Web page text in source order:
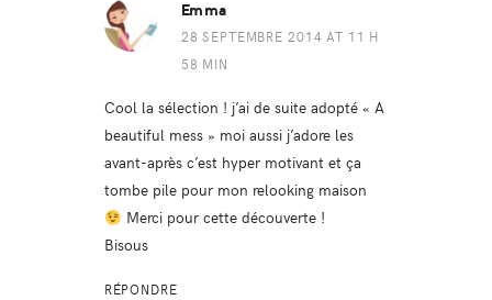
Emma
28 SEPTEMBRE 2014 AT 11 H
58 MIN
Cool la sélection ! j’ai de suite adopté « A
beautiful mess » moi aussi j’adore les
avant-après c’est hyper motivant et ça
tombe pile pour mon relooking maison
Merci pour cette découverte !
Bisous
RÉPONDRE